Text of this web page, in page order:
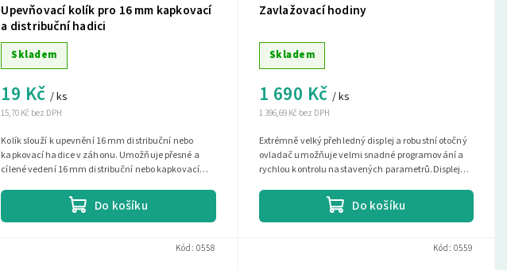
Upevňovací kolík pro 16 mm kapkovací
a distribuční hadici
Skladem
15,70 Kč bez DPH
19 Kč/ ks
Do košíku
Kolík slouží k upevnění 16 mm distribuční nebo
kapkovací hadice v záhonu. Umožňuje přesné a
cílené vedení 16 mm distribuční nebo kapkovací
Zavlažovací hodiny
Skladem
1 396,69 Kč bez DPH
1 690 Kč/ ks
Do košíku
Extrémně velký přehledný displej a robustní otočný
ovladač umožňuje velmi snadné programování a
rychlou kontrolu nastavených parametrů.Displej
Kód: 0558 Kód: 0559